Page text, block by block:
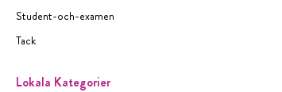
Student-och-examen
Tack
Lokala Kategorier